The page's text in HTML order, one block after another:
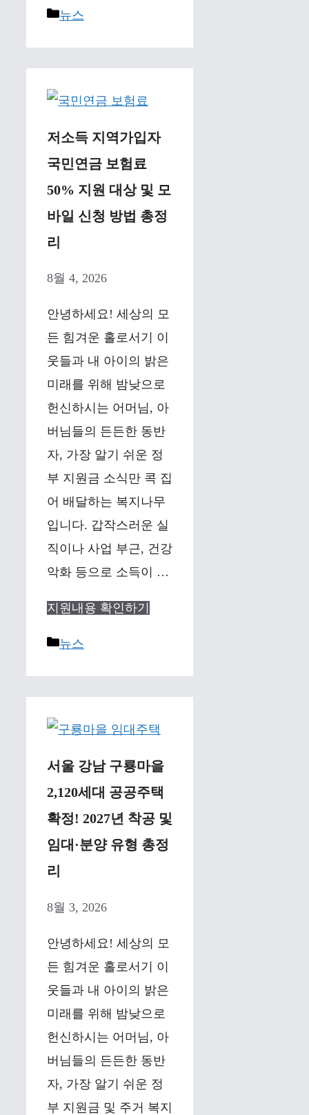
Categories
뉴스
저소득 지역가입자
국민연금 보험료
50% 지원 대상 및 모
바일 신청 방법 총정
리
8월 4, 2026
안녕하세요! 세상의 모
든 힘겨운 홀로서기 이
웃들과 내 아이의 밝은
미래를 위해 밤낮으로
헌신하시는 어머님, 아
버님들의 든든한 동반
자, 가장 알기 쉬운 정
부 지원금 소식만 콕 집
어 배달하는 복지나무
입니다. 갑작스러운 실
직이나 사업 부근, 건강
악화 등으로 소득이 …
지원내용 확인하기
Categories
뉴스
서울 강남 구룡마을
2,120세대 공공주택
확정! 2027년 착공 및
임대·분양 유형 총정
리
8월 3, 2026
안녕하세요! 세상의 모
든 힘겨운 홀로서기 이
웃들과 내 아이의 밝은
미래를 위해 밤낮으로
헌신하시는 어머님, 아
버님들의 든든한 동반
자, 가장 알기 쉬운 정
부 지원금 및 주거 복지